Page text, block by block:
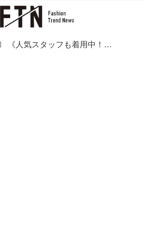
《人気スタッフも着用中！！》【GU】これさえ持っておけば間違いナシ！「白スニーカー」